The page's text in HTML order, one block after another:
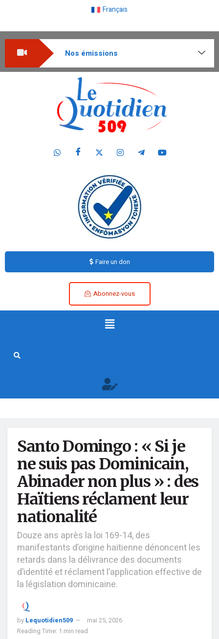
Français
Nos émissions
Faire un don
Abonnez-vous
Santo Domingo : « Si je
ne suis pas Dominicain,
Abinader non plus » : des
Haïtiens réclament leur
nationalité
Douze ans après la loi 169-14, des
manifestants d’origine haïtienne dénoncent les
retards dans la délivrance des documents
d’identité et réclament l’application effective de
la législation dominicaine.
by Lequotidien509
mai 25, 2026
Reading Time: 1 min read